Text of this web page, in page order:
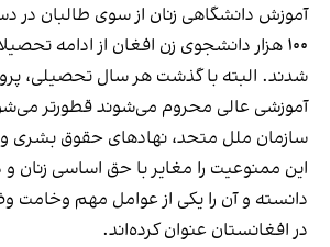
۱۰۰ هزار دانشجوی زن افغان از ادامه
شدند. البته با گذشت هر سال تحصیلی،
آموزشی عالی محروم می‌شوند قطورتر
سازمان ملل متحد، نهادهای حقوق بشری و
این ممنوعیت را مغایر با حق اساسی زنان
دانسته و آن را یکی از عوامل مهم
در افغانستان عنوان کرده‌اند.